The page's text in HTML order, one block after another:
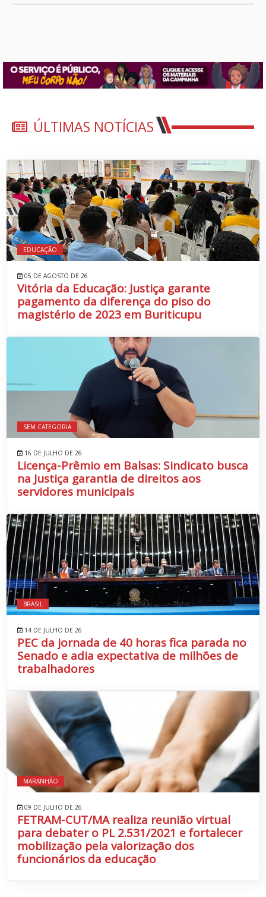
ÚLTIMAS NOTÍCIAS
EDUCAÇÃO
05 DE AGOSTO DE 26
Vitória da Educação: Justiça garante
pagamento da diferença do piso do
magistério de 2023 em Buriticupu
SEM CATEGORIA
16 DE JULHO DE 26
Licença-Prêmio em Balsas: Sindicato busca
na Justiça garantia de direitos aos
servidores municipais
BRASIL
14 DE JULHO DE 26
PEC da jornada de 40 horas fica parada no
Senado e adia expectativa de milhões de
trabalhadores
MARANHÃO
09 DE JULHO DE 26
FETRAM-CUT/MA realiza reunião virtual
para debater o PL 2.531/2021 e fortalecer
mobilização pela valorização dos
funcionários da educação